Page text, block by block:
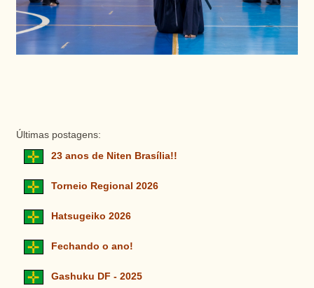
Últimas postagens:
23 anos de Niten Brasília!!
Torneio Regional 2026
Hatsugeiko 2026
Fechando o ano!
Gashuku DF - 2025